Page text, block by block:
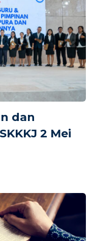
dan
2 Mei